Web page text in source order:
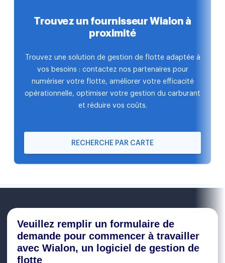
Trouvez un fournisseur Wialon à
proximité
Trouvez une solution de gestion de flotte adaptée à
vos besoins : contactez nos partenaires pour
numériser votre flotte, améliorer votre efficacité
opérationnelle, optimiser votre gestion du carburant
et réduire vos coûts.
RECHERCHE PAR CARTE